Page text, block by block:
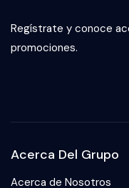
Regístrate y conoce
promociones.
Acerca Del Grupo
Acerca de Nosotros